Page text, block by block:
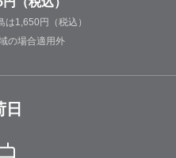
1,650円（税込）
の場合適用外
日